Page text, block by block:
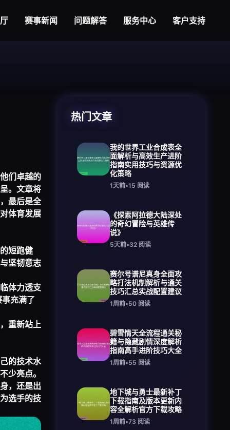
赛事新闻 问题解答 服务中心 客户支持
们卓越的
。文章将
最后是全
体育发展
短跑健
坚韧意志
体力透支
充满了
重新站上
的技术水
少亮点。
，还是出
选手的技
热门文章
我的世界工业合成表全
面解析与高效生产进阶
指南实用技巧与资源优
化策略
1天前•15 阅读
《探索阿拉德大陆深处
的奇幻冒险与英雄传
说》
5天前•32 阅读
赛尔号谱尼真身全面攻
略打法机制解析与通关
技巧汇总实战配置建议
1周前•50 阅读
碧雪情天全流程通关秘
籍与隐藏剧情深度解析
指南高手进阶技巧大全
1周前•55 阅读
地下城与勇士最新补丁
下载指南及版本更新内
容全解析官方下载攻略
1周前•73 阅读